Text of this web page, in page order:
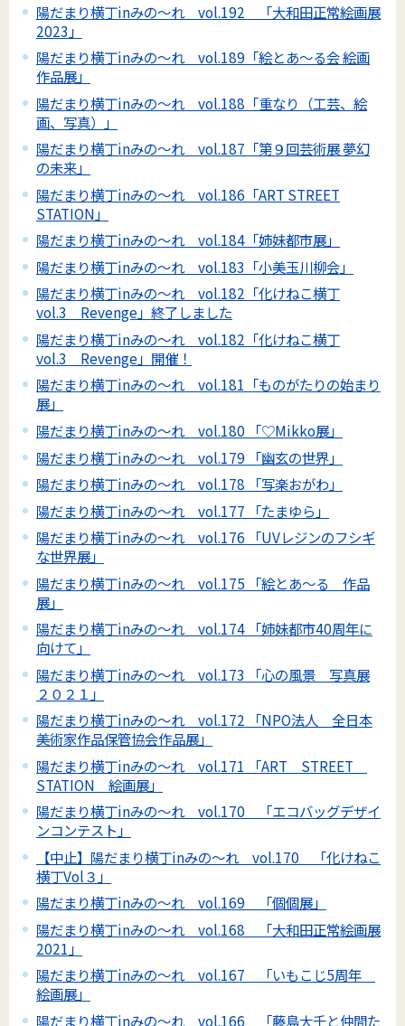
陽だまり横丁inみの～れ vol.192 「大和田正常絵画展
2023」
陽だまり横丁inみの～れ vol.189「絵とあ～る会 絵画
作品展」
陽だまり横丁inみの～れ vol.188「重なり（工芸、絵
画、写真）」
陽だまり横丁inみの～れ vol.187「第９回芸術展 夢幻
の未来」
陽だまり横丁inみの～れ vol.186「ART STREET
STATION」
陽だまり横丁inみの～れ vol.184「姉妹都市展」
陽だまり横丁inみの～れ vol.183「小美玉川柳会」
陽だまり横丁inみの～れ vol.182「化けねこ横丁
vol.3 Revenge」終了しました
陽だまり横丁inみの～れ vol.182「化けねこ横丁
vol.3 Revenge」開催！
陽だまり横丁inみの～れ vol.181「ものがたりの始まり
展」
陽だまり横丁inみの～れ vol.180 「♡Mikko展」
陽だまり横丁inみの～れ vol.179 「幽玄の世界」
陽だまり横丁inみの～れ vol.178 「写楽おがわ」
陽だまり横丁inみの～れ vol.177 「たまゆら」
陽だまり横丁inみの～れ vol.176 「UVレジンのフシギ
な世界展」
陽だまり横丁inみの～れ vol.175 「絵とあ～る 作品
展」
陽だまり横丁inみの～れ vol.174 「姉妹都市40周年に
向けて」
陽だまり横丁inみの～れ vol.173 「心の風景 写真展
２０２１」
陽だまり横丁inみの～れ vol.172 「NPO法人 全日本
美術家作品保管協会作品展」
陽だまり横丁inみの～れ vol.171 「ART STREET
STATION 絵画展」
陽だまり横丁inみの～れ vol.170 「エコバッグデザイ
ンコンテスト」
【中止】陽だまり横丁inみの～れ vol.170 「化けねこ
横丁Vol３」
陽だまり横丁inみの～れ vol.169 「個個展」
陽だまり横丁inみの～れ vol.168 「大和田正常絵画展
2021」
陽だまり横丁inみの～れ vol.167 「いもこじ5周年
絵画展」
陽だまり横丁inみの～れ vol.166 「藤島大千と仲間た